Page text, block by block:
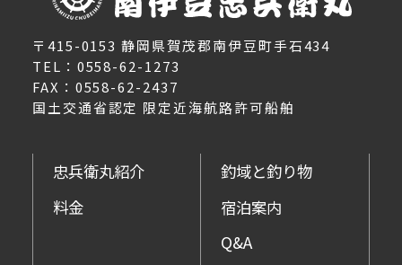
〒415-0153 静岡県賀茂郡南伊豆町手石434
TEL：0558-62-1273
FAX：0558-62-2437
国土交通省認定 限定近海航路許可船舶
忠兵衛丸紹介
料金
釣域と釣り物
宿泊案内
Q&A